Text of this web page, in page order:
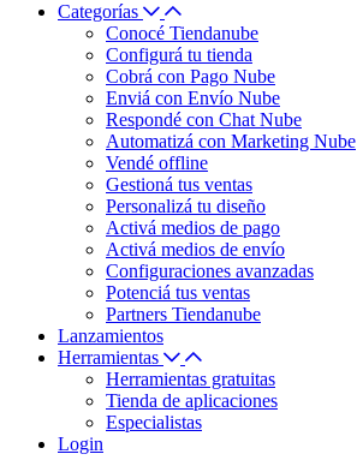
Categorías
Conocé Tiendanube
Configurá tu tienda
Cobrá con Pago Nube
Enviá con Envío Nube
Respondé con Chat Nube
Automatizá con Marketing Nube
Vendé offline
Gestioná tus ventas
Personalizá tu diseño
Activá medios de pago
Activá medios de envío
Configuraciones avanzadas
Potenciá tus ventas
Partners Tiendanube
Lanzamientos
Herramientas
Herramientas gratuitas
Tienda de aplicaciones
Especialistas
Login